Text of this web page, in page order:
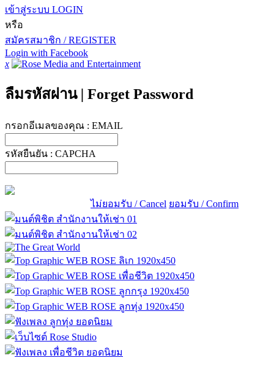
เข้าสู่ระบบ LOGIN
หรือ
สมัครสมาชิก / REGISTER
Login with Facebook
x
ลืมรหัสผ่าน | Forget Password
กรอกอีเมลของคุณ : EMAIL
รหัสยืนยัน : CAPCHA
ไม่ยอมรับ / Cancel ยอมรับ / Confirm